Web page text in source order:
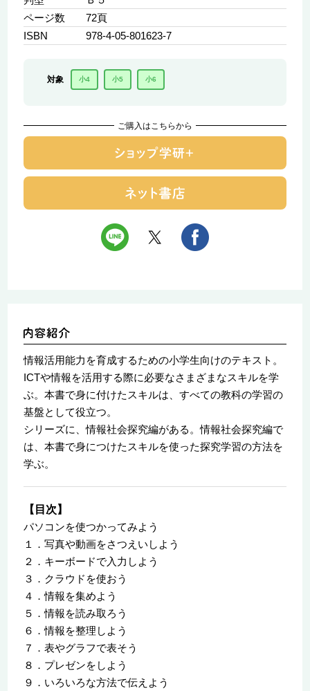
ページ数
72頁
ISBN
978-4-05-801623-7
対象 小4 小5 小6
ご購入はこちらから
情報活用能力を育成するための小学生向けのテキスト。
ICTや情報を活用する際に必要なさまざまなスキルを学
ぶ。本書で身に付けたスキルは、すべての教科の学習の
基盤として役立つ。
シリーズに、情報社会探究編がある。情報社会探究編で
は、本書で身につけたスキルを使った探究学習の方法を
学ぶ。
【目次】
パソコンを使つかってみよう
１．写真や動画をさつえいしよう
２．キーボードで入力しよう
３．クラウドを使おう
４．情報を集めよう
５．情報を読み取ろう
６．情報を整理しよう
７．表やグラフで表そう
８．プレゼンをしよう
９．いろいろな方法で伝えよう